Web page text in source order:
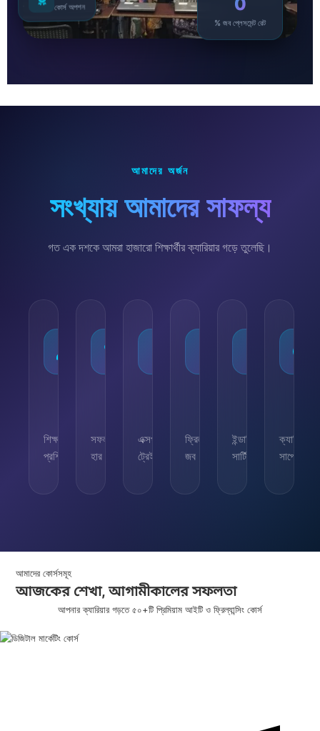
কোর্স অপশন 0
% জব প্লেসমেন্ট রেট
আমাদের অর্জন
সংখ্যায় আমাদের সাফল্য
গত এক দশকে আমরা হাজারো শিক্ষার্থীর ক্যারিয়ার গড়ে তুলেছি।
শিক্ষার্থী
প্রশিক্ষিত
সফলতার
হার
এক্সপার্ট
ট্রেইনার
ফ্রিল্যান্সিং
জব
ইন্ডাস্ট্রি
সার্টিফিকেট
ক্যারিয়ার
সাপোর্ট
আমাদের কোর্সসমূহ
আজকের শেখা,আগামীকালের সফলতা
আপনার ক্যারিয়ার গড়তে ৫০+টি প্রিমিয়াম আইটি ও ফ্রিল্যান্সিং কোর্স